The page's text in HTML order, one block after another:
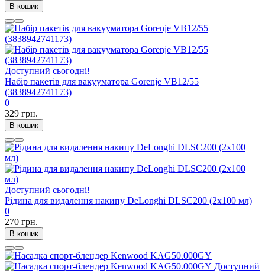
В кошик
Доступний сьогодні!
Набір пакетів для вакууматора Gorenje VB12/55
(3838942741173)
0
329 грн.
В кошик
Доступний сьогодні!
Рідина для видалення накипу DeLonghi DLSC200 (2х100 мл)
0
270 грн.
В кошик
Доступний